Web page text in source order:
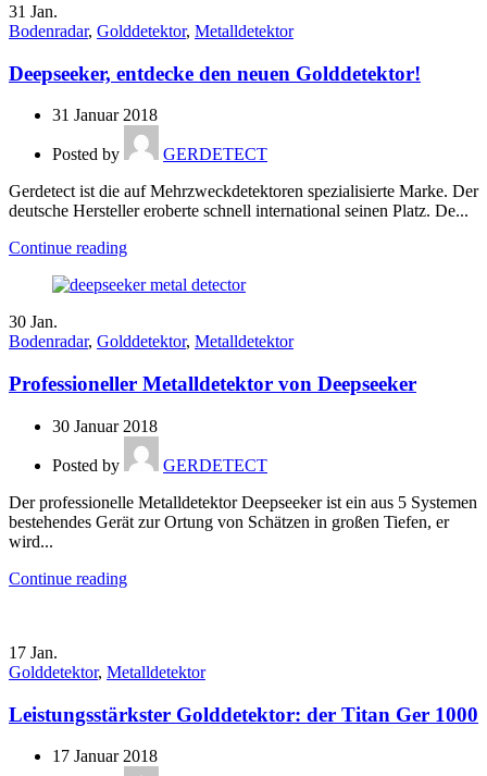
31 Jan.
Bodenradar, Golddetektor, Metalldetektor
Deepseeker, entdecke den neuen Golddetektor!
31 Januar 2018
Posted by
GERDETECT
Gerdetect ist die auf Mehrzweckdetektoren spezialisierte Marke. Der
deutsche Hersteller eroberte schnell international seinen Platz. De...
Continue reading
30 Jan.
Bodenradar, Golddetektor, Metalldetektor
Professioneller Metalldetektor von Deepseeker
30 Januar 2018
Posted by
GERDETECT
Der professionelle Metalldetektor Deepseeker ist ein aus 5 Systemen
bestehendes Gerät zur Ortung von Schätzen in großen Tiefen, er
wird...
Continue reading
17 Jan.
Golddetektor, Metalldetektor
Leistungsstärkster Golddetektor: der Titan Ger 1000
17 Januar 2018